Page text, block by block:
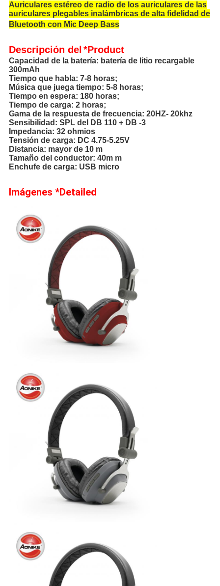
Auriculares estéreo de radio de los auriculares de las
auriculares plegables inalámbricas de alta fidelidad de
Bluetooth con Mic Deep Bass
Descripción del *Product
Capacidad de la batería: batería de litio recargable
300mAh
Tiempo que habla: 7-8 horas;
Música que juega tiempo: 5-8 horas;
Tiempo en espera: 180 horas;
Tiempo de carga: 2 horas;
Gama de la respuesta de frecuencia: 20HZ- 20khz
Sensibilidad: SPL del DB 110 + DB -3
Impedancia: 32 ohmios
Tensión de carga: DC 4.75-5.25V
Distancia: mayor de 10 m
Tamaño del conductor: 40m m
Enchufe de carga: USB micro
Imágenes *Detailed